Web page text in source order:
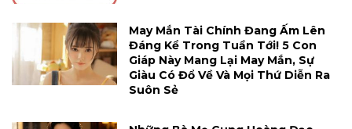
May Mắn Tài Chính Đang Ấm Lên
Đáng Kể Trong Tuần Tới! 5 Con
Giáp Này Mang Lại May Mắn, Sự
Giàu Có Đổ Về Và Mọi Thứ Diễn Ra
Suôn Sẻ